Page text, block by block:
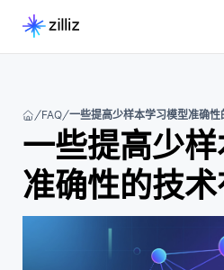
FAQ 一些提高少样本学习模型准确性
一些提高少
准确性的技术